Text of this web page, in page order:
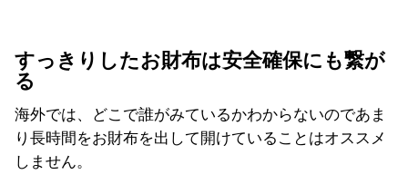
すっきりしたお財布は安全確保にも繋が
る
海外では、どこで誰がみているかわからないのであま
り長時間をお財布を出して開けていることはオススメ
しません。